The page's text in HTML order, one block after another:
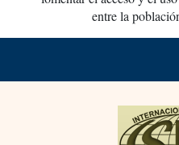
entre la